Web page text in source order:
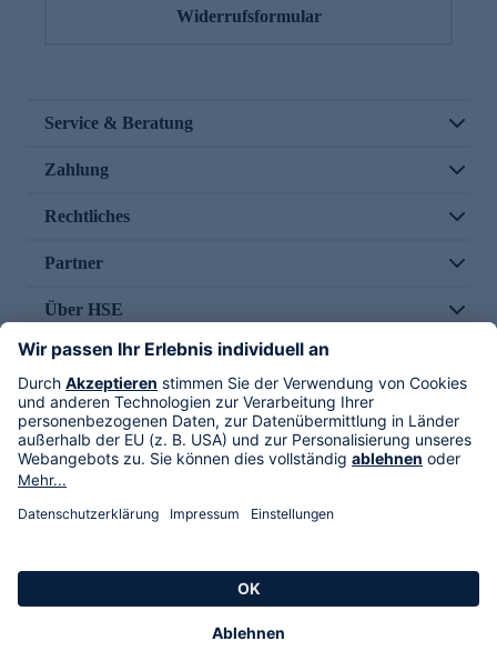
Widerrufsformular
Service & Beratung
Zahlung
Rechtliches
Partner
Über HSE
Im TV
HSE International